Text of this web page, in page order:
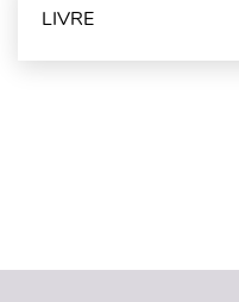
LIVRE